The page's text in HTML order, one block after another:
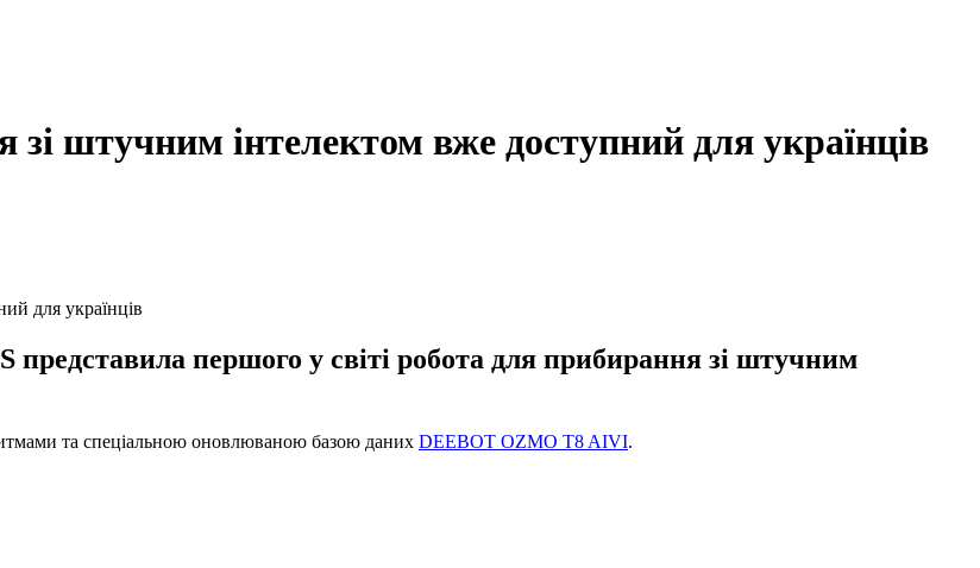
штучним інтелектом вже доступний для українців
першого у світі робота для прибирання зі штучним
та спеціальною оновлюваною базою даних DEEBOT OZMO T8 AIVI.